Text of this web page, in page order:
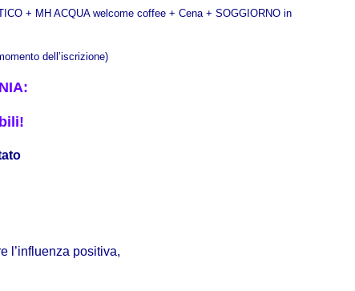
+ MH ACQUA welcome coffee + Cena + SOGGIORNO in
dell’iscrizione)
l’influenza positiva,